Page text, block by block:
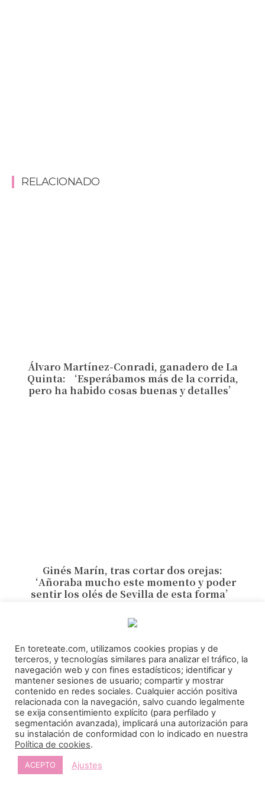
RELACIONADO
Álvaro Martínez-Conradi, ganadero de La
Quinta: ‘Esperábamos más de la corrida,
pero ha habido cosas buenas y detalles’
Ginés Marín, tras cortar dos orejas:
‘Añoraba mucho este momento y poder
sentir los olés de Sevilla de esta forma’
Pedro Luis: ‘Ha habido buen nivel durante
En toreteate.com, utilizamos cookies propias y de
terceros, y tecnologías similares para analizar el tráfico, la
navegación web y con fines estadísticos; identificar y
mantener sesiones de usuario; compartir y mostrar
contenido en redes sociales. Cualquier acción positiva
relacionada con la navegación, salvo cuando legalmente
se exija consentimiento explícito (para perfilado y
segmentación avanzada), implicará una autorización para
su instalación de conformidad con lo indicado en nuestra
Política de cookies.
ACEPTO Ajustes